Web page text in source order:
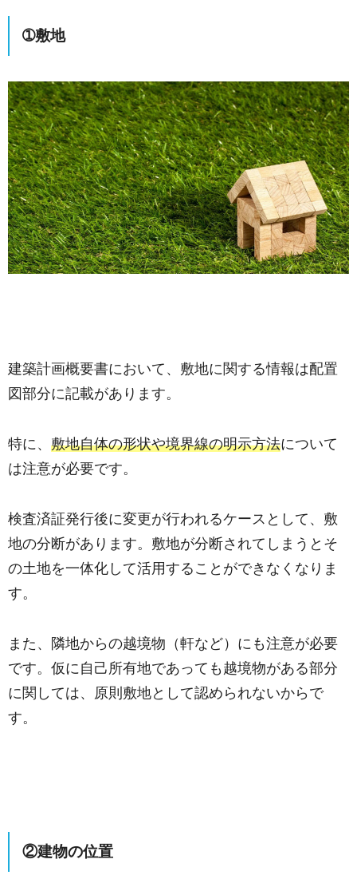
➀敷地
建築計画概要書において、敷地に関する情報は配置
図部分に記載があります。
特に、 敷地自体の形状や境界線の明示方法について
は注意が必要です。
検査済証発行後に変更が行われるケースとして、敷
地の分断があります。敷地が分断されてしまうとそ
の土地を一体化して活用することができなくなりま
す。
また、隣地からの越境物（軒など）にも注意が必要
です。仮に自己所有地であっても越境物がある部分
に関しては、原則敷地として認められないからで
す。
②建物の位置